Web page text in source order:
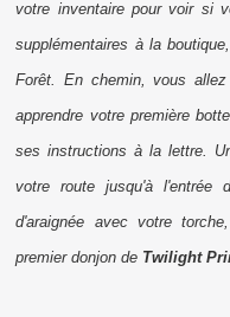
votre inventaire pour voir si
supplémentaires à la
Forêt. En chemin, vous
apprendre votre première
ses instructions à la lettre.
votre route jusqu'à l'entrée
d'araignée avec votre
premier donjon de Twilight